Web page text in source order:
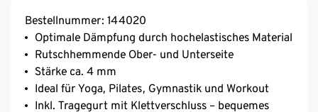
Bestellnummer: 144020
Optimale Dämpfung durch hochelastisches Material
Rutschhemmende Ober- und Unterseite
Stärke ca. 4 mm
Ideal für Yoga, Pilates, Gymnastik und Workout
Inkl. Tragegurt mit Klettverschluss – bequemes